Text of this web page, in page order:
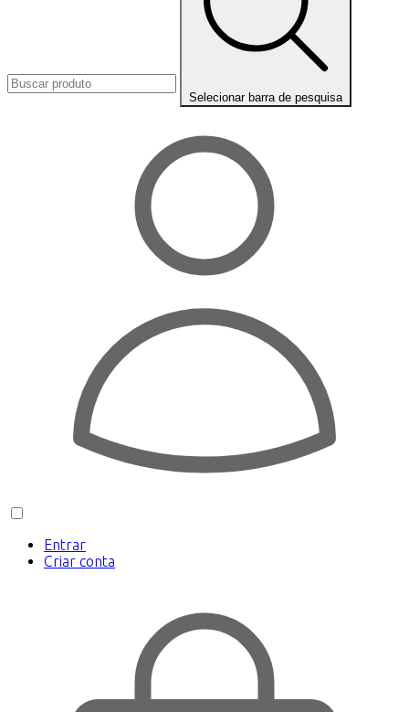
Selecionar barra de pesquisa
Entrar
Criar conta